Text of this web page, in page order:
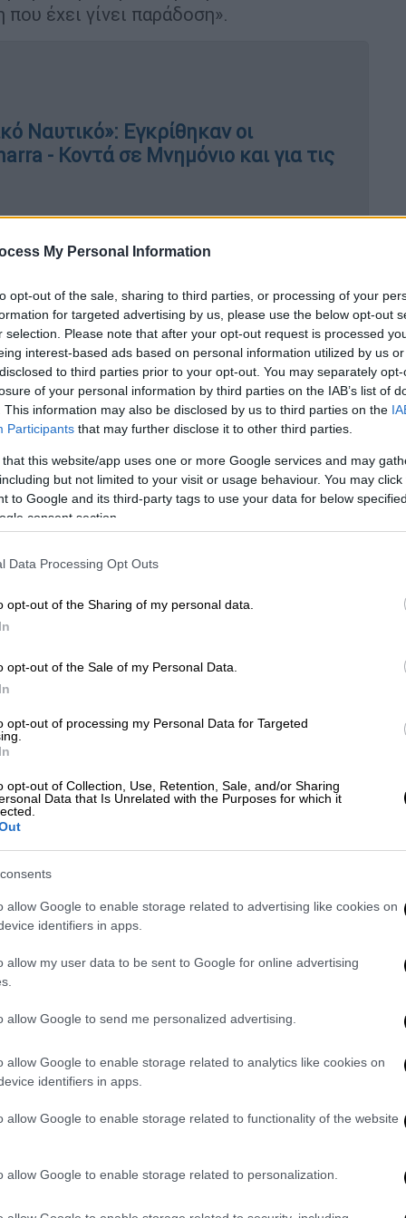
My Personal Information
opt-out of the sale, sharing to third parties, or processing of your
for targeted advertising by us, please use the below opt-out
selection. Please note that after your opt-out request is processed
interest-based ads based on personal information utilized by us
to third parties prior to your opt-out. You may separately
of your personal information by third parties on the IAB’s list of
This information may also be disclosed by us to third parties on the
Participants that may further disclose it to other third parties.
that this website/app uses one or more Google services and may
but not limited to your visit or usage behaviour. You may
to Google and its third-party tags to use your data for below
consent section.
Data Processing Opt Outs
opt-out of the Sharing of my personal data.
opt-out of the Sale of my Personal Data.
opt-out of processing my Personal Data for Targeted
opt-out of Collection, Use, Retention, Sale, and/or Sharing
Data that Is Unrelated with the Purposes for which it
allow Google to enable storage related to advertising like cookies on
identifiers in apps.
allow my user data to be sent to Google for online advertising
allow Google to send me personalized advertising.
allow Google to enable storage related to analytics like cookies on
identifiers in apps.
allow Google to enable storage related to functionality of the website
allow Google to enable storage related to personalization.
έχει γίνει παράδοση».
Ναυτικό»: Εγκρίθηκαν οι
- Κοντά σε Μνημόνιο και για τις
που έχει κάνει η ελληνική οικονομία,
Journal, όπου συνομίλησε με την
να έχει τίτλο: «Έχει επανέλθει η
«αυτό το ερώτημα πρέπει να το
για τα καλά».
και ταυτόχρονα κάνει τη δουλειά μου
βήματα σε αυτό το συναρπαστικό
στο χείλος της χρεοκοπίας να
οικονομίες στην Ευρώπη»,
με 1%, η Ελλάδα δανειζόταν με 10% και
είναι κάτω από το κόστος δανεισμού
ότι αυτό θα μπορούσε να
του ελληνικού λαού
πολιτική», προσέθεσε.
συνεχώς άμεσες επενδύσεις
30 δισ. άμεσων επενδύσεων στη χώρα τα
«Έχουμε καλωσορίσει και θα
ανθρώπουςκαι θα είναι ακόμη μία
χαρακτηριστικά.
την αμερικανική αγορά, έχουμε
το αεροδρόμιο Αθηνών, αλλά αυτή η
με τον τουρισμό, έχει να κάνει με τις
γίνεται ένας πόλος για την
«υπερήφανος» για τη μεταρρύθμιση και
πόλος» που θα προσελκύσει
ανοίγονται προς το
εταιρικών σχέσεων που προσφέρουν
στηνεπιστροφή των Ελλήνωναπό το
τομέα της τεχνολογίας με πολλές